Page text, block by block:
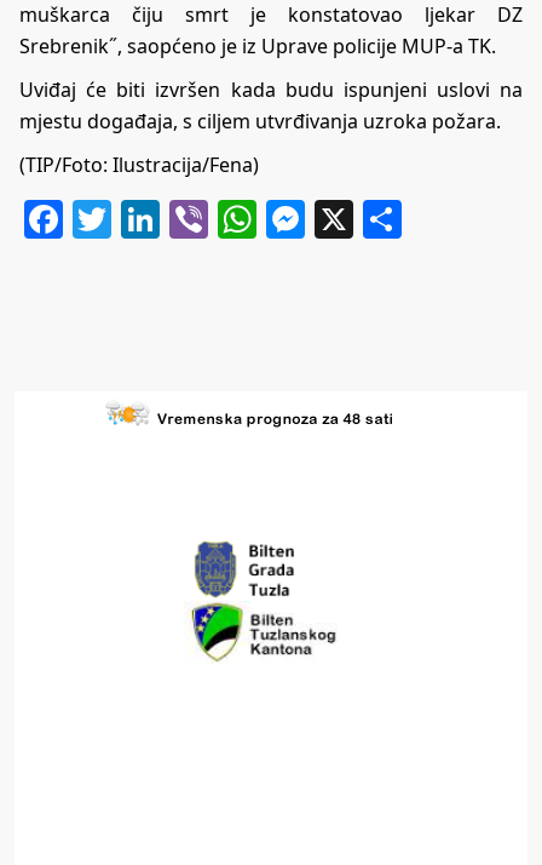
muškarca čiju smrt je konstatovao ljekar DZ
Srebrenik˝, saopćeno je iz Uprave policije MUP-a TK.
Uviđaj će biti izvršen kada budu ispunjeni uslovi na
mjestu događaja, s ciljem utvrđivanja uzroka požara.
(TIP/Foto: Ilustracija/Fena)
Facebook
Twitter
LinkedIn
ViberWhatsApp
Messenger
X